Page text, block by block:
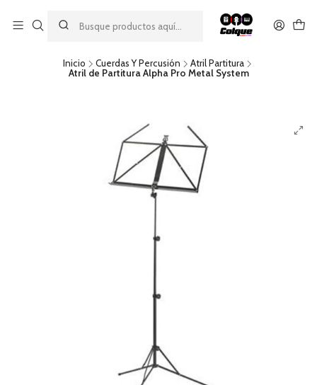
descuento por pago con transferencia bancaria
por una compra mínima de $49.990. Este descuento no es
acumulable a otras promociones ni aplicable a gastos de envío.
Inicio Cuerdas Y Percusión
Atril Partitura
Atril de Partitura Alpha Pro Metal System